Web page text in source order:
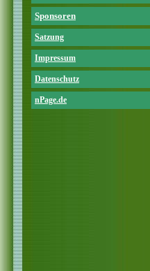
Sponsoren
Satzung
Impressum
Datenschutz
nPage.de